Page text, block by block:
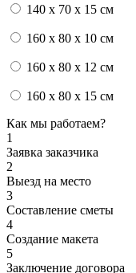
140 x 70 x 15 см
160 x 80 x 10 см
160 x 80 x 12 см
160 x 80 x 15 см
Как мы работаем?
1
Заявка заказчика
2
Выезд на место
3
Составление сметы
4
Создание макета
5
Заключение договора